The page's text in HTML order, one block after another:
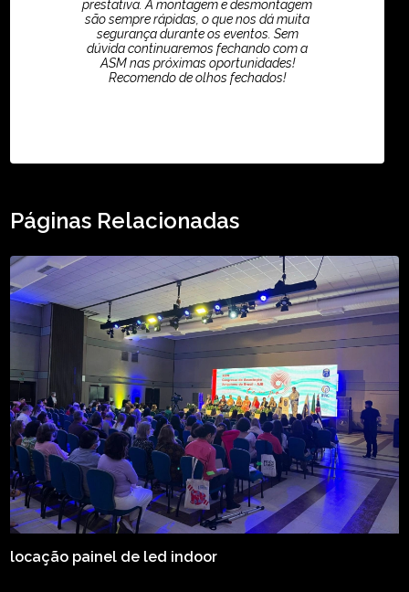
prestativa. A montagem e desmontagem
são sempre rápidas, o que nos dá muita
segurança durante os eventos. Sem
dúvida continuaremos fechando com a
ASM nas próximas oportunidades!
Recomendo de olhos fechados!
Páginas Relacionadas
locação painel de led indoor